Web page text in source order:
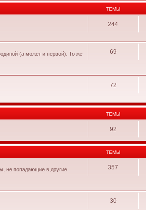
ТЕМЫ
244
(а может и первой). То же
69
72
ТЕМЫ
92
ТЕМЫ
не попадающие в другие
357
30